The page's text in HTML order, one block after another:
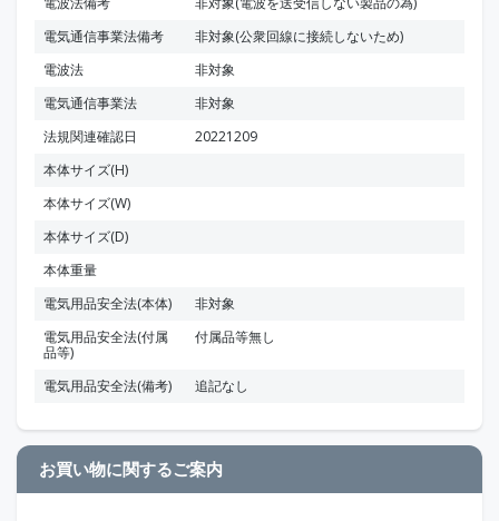
電気通信事業法備考
非対象(公衆回線に接続しないため)
電波法
非対象
電気通信事業法
非対象
法規関連確認日
20221209
本体サイズ(H)
本体サイズ(W)
本体サイズ(D)
本体重量
電気用品安全法(本体)
非対象
電気用品安全法(付属
品等)
付属品等無し
電気用品安全法(備考) 追記なし
お買い物に関するご案内